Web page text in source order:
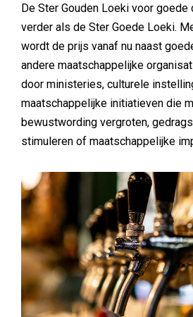
De Ster Gouden Loeki voor goede
verder als de Ster Goede Loeki.
wordt de prijs vanaf nu naast
andere maatschappelijke
door ministeries, culturele
maatschappelijke initiatieven die
bewustwording vergroten,
stimuleren of maatschappelijke